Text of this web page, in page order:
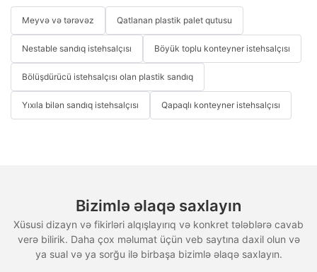
Meyvə və tərəvəz Qatlanan plastik palet qutusu
Nestable sandıq istehsalçısı Böyük toplu konteyner istehsalçısı
Bölüşdürücü istehsalçısı olan plastik sandıq
Yıxıla bilən sandıq istehsalçısı Qapaqlı konteyner istehsalçısı
Bizimlə əlaqə saxlayın
Xüsusi dizayn və fikirləri alqışlayırıq və konkret tələblərə cavab
verə bilirik. Daha çox məlumat üçün veb saytına daxil olun və
ya sual və ya sorğu ilə birbaşa bizimlə əlaqə saxlayın.